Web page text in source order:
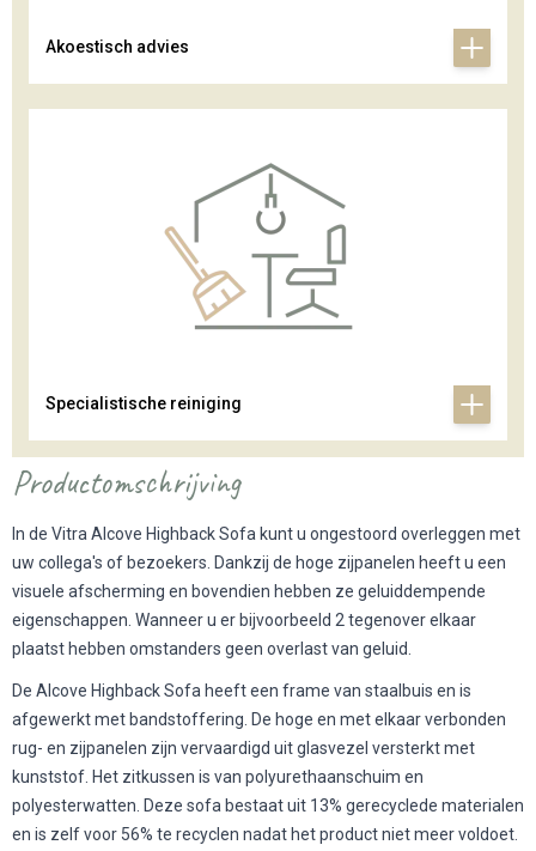
Akoestisch advies
Specialistische reiniging
Productomschrijving
In de Vitra Alcove Highback Sofa kunt u ongestoord overleggen met
uw collega's of bezoekers. Dankzij de hoge zijpanelen heeft u een
visuele afscherming en bovendien hebben ze geluiddempende
eigenschappen. Wanneer u er bijvoorbeeld 2 tegenover elkaar
plaatst hebben omstanders geen overlast van geluid.
De Alcove Highback Sofa heeft een frame van staalbuis en is
afgewerkt met bandstoffering. De hoge en met elkaar verbonden
rug- en zijpanelen zijn vervaardigd uit glasvezel versterkt met
kunststof. Het zitkussen is van polyurethaanschuim en
polyesterwatten. Deze sofa bestaat uit 13% gerecyclede materialen
en is zelf voor 56% te recyclen nadat het product niet meer voldoet.